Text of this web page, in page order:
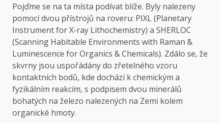
Pojďme se na ta místa podívat blíže. Byly nalezeny
pomocí dvou přístrojů na roveru: PIXL (Planetary
Instrument for X-ray Lithochemistry) a SHERLOC
(Scanning Habitable Environments with Raman &
Luminescence for Organics & Chemicals). Zdálo se, že
skvrny jsou uspořádány do zřetelného vzoru
kontaktních bodů, kde dochází k chemickým a
fyzikálním reakcím, s podpisem dvou minerálů
bohatých na železo nalezených na Zemi kolem
organické hmoty.